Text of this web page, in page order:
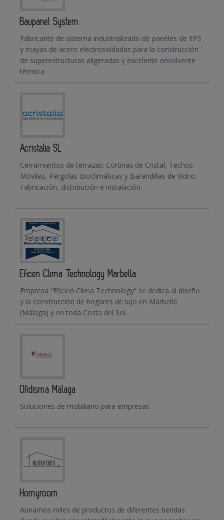
Baupanel System
Fabricante de sistema industrializado de paneles de EPS
y mayas de acero electrosoldadas para la construcción
de superestructuras aligeradas y excelente envolvente
térmica
Acristalia SL
Cerramientos de terrazas: Cortinas de Cristal, Techos
Móviles, Pérgolas Bioclimáticas y Barandillas de Vidrio.
Fabricación, distribución e instalación.
Eficen Clima Technology Marbella
Empresa “Eficien Clima Technology” se dedica al diseño
y la construcción de hogares de lujo en Marbella
(Málaga) y en toda Costa del Sol.
Ofidisma Málaga
Soluciones de mobiliario para empresas
Homyroom
Aunamos miles de productos de diferentes tiendas